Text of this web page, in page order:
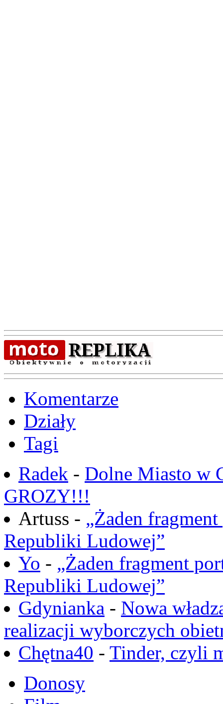
Komentarze
Działy
Tagi
Radek - Dolne Miasto w
GROZY!!!
Artuss - „Żaden
Republiki Ludowej”
Yo - „Żaden fragment
Republiki Ludowej”
Gdynianka - Nowa
realizacji wyborczych
Chętna40 - Tinder, czyli
Donosy